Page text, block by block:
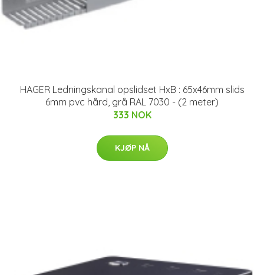
HAGER Ledningskanal opslidset HxB : 65x46mm slids
6mm pvc hård, grå RAL 7030 - (2 meter)
333 NOK
KJØP NÅ